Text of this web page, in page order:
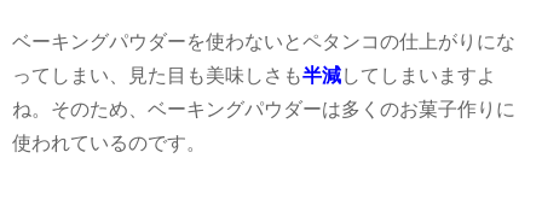
ベーキングパウダーを使わないとペタンコの仕上がりにな
ってしまい、見た目も美味しさも半減してしまいますよ
ね。そのため、ベーキングパウダーは多くのお菓子作りに
使われているのです。